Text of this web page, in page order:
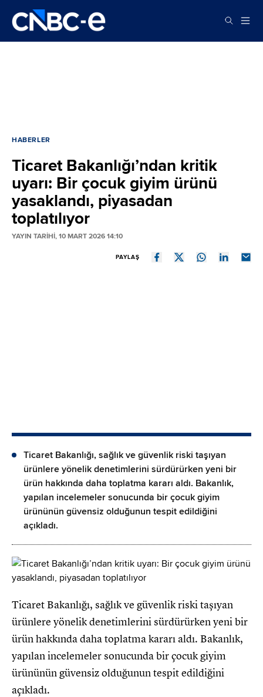
HABERLER
Ticaret Bakanlığı’ndan kritik
uyarı: Bir çocuk giyim ürünü
yasaklandı, piyasadan
toplatılıyor
YAYIN TARİHİ, 10 MART 2026 14:10
PAYLAŞ
Ticaret Bakanlığı, sağlık ve güvenlik riski taşıyan
ürünlere yönelik denetimlerini sürdürürken yeni bir
ürün hakkında daha toplatma kararı aldı. Bakanlık,
yapılan incelemeler sonucunda bir çocuk giyim
ürününün güvensiz olduğunun tespit edildiğini
açıkladı.
Ticaret Bakanlığı, sağlık ve güvenlik riski taşıyan
ürünlere yönelik denetimlerini sürdürürken yeni bir
ürün hakkında daha toplatma kararı aldı. Bakanlık,
yapılan incelemeler sonucunda bir çocuk giyim
ürününün güvensiz olduğunun tespit edildiğini
açıkladı.